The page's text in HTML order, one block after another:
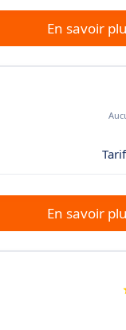
En savoir
En savoir